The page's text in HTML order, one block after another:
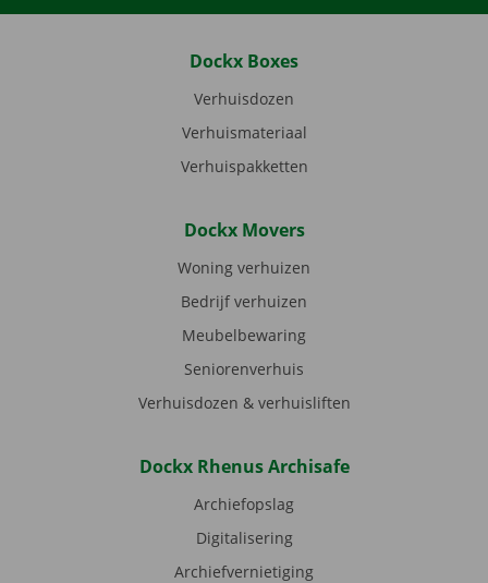
Dockx Boxes
Verhuisdozen
Verhuismateriaal
Verhuispakketten
Dockx Movers
Woning verhuizen
Bedrijf verhuizen
Meubelbewaring
Seniorenverhuis
Verhuisdozen & verhuisliften
Dockx Rhenus Archisafe
Archiefopslag
Digitalisering
Archiefvernietiging